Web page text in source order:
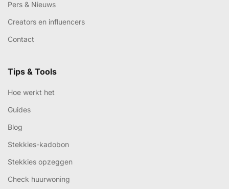
Pers & Nieuws
Creators en influencers
Contact
Tips & Tools
Hoe werkt het
Guides
Blog
Stekkies-kadobon
Stekkies opzeggen
Check huurwoning